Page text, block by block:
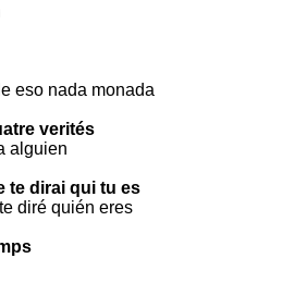
eso nada monada
verités
alguien
te dirai qui tu es
diré quién eres